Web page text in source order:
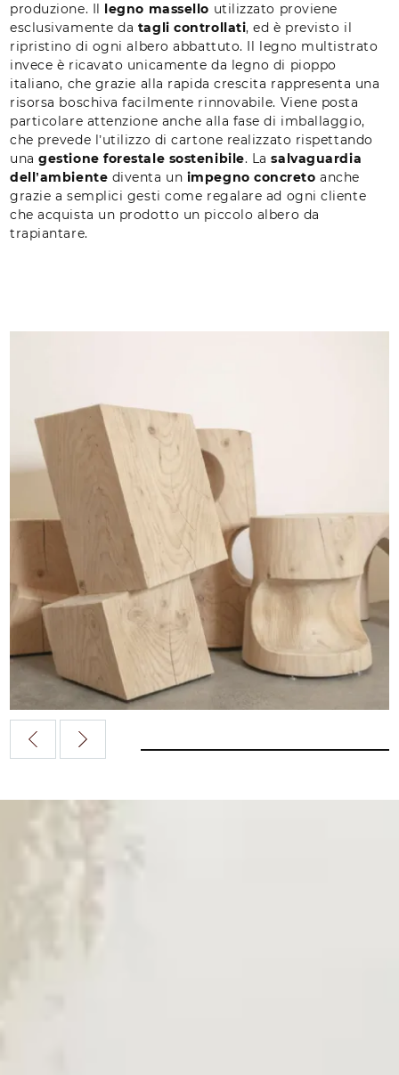
produzione. Il legno massello utilizzato proviene
esclusivamente da tagli controllati, ed è previsto il
ripristino di ogni albero abbattuto. Il legno multistrato
invece è ricavato unicamente da legno di pioppo
italiano, che grazie alla rapida crescita rappresenta una
risorsa boschiva facilmente rinnovabile. Viene posta
particolare attenzione anche alla fase di imballaggio,
che prevede l’utilizzo di cartone realizzato rispettando
unagestione forestale sostenibile. Lasalvaguardia
dell’ambiente diventa un impegno concreto anche
grazie a semplici gesti come regalare ad ogni cliente
che acquista un prodotto un piccolo albero da
trapiantare.